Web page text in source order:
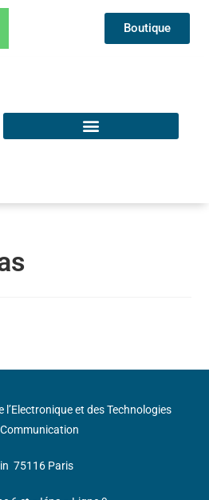
Boutique
l’Electronique et des Technologies
75116 Paris